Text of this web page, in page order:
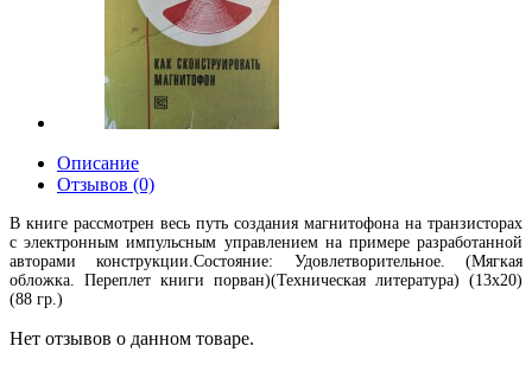
Описание
Отзывов (0)
В книге рассмотрен весь путь создания магнитофона на транзисторах
с электронным импульсным управлением на примере разработанной
авторами конструкции.Состояние: Удовлетворительное. (Мягкая
обложка. Переплет книги порван)(Техническая литература) (13х20)
(88 гр.)
Нет отзывов о данном товаре.